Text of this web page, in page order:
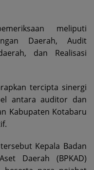
meliputi
Daerah, Audit
dan Realisasi
tercipta sinergi
antara auditor dan
Kabupaten Kotabaru
Kepala Badan
Daerah (BPKAD)